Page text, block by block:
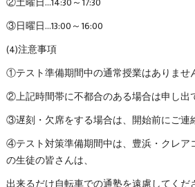
③日曜日…13:00～16:00
(4)注意事項
①テスト準備期間中の通常授業はありませ
②上記時間帯に不都合のある場合は申し出
③遅刻・欠席をする場合は、開始前にご連
④テスト対策準備期間中は、豊浜・クレア
の生徒の皆さんは、